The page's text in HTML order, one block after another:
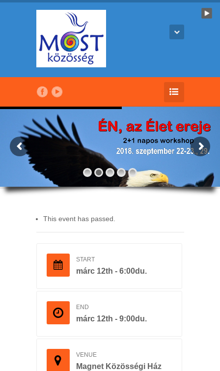
This event has passed.
START
márc 12th - 6:00du.
END
márc 12th - 9:00du.
VENUE
Magnet Közösségi Ház